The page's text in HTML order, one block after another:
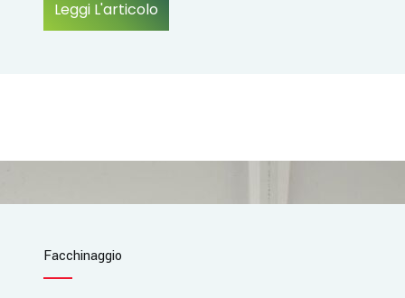
Leggi L'articolo
Facchinaggio